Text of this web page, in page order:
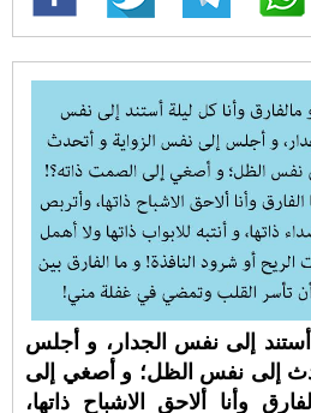
أستند إلى نفس الجدار، و أجلس
إلى نفس الظل؛ و أصغي إلى
وأنا ألاحق الاشباح ذاتها،